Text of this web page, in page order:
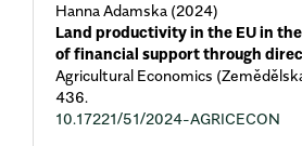
Hanna Adamska (2024)
Land productivity in the EU in
of financial support through
Agricultural Economics
436.
10.17221/51/2024-AGRICECON